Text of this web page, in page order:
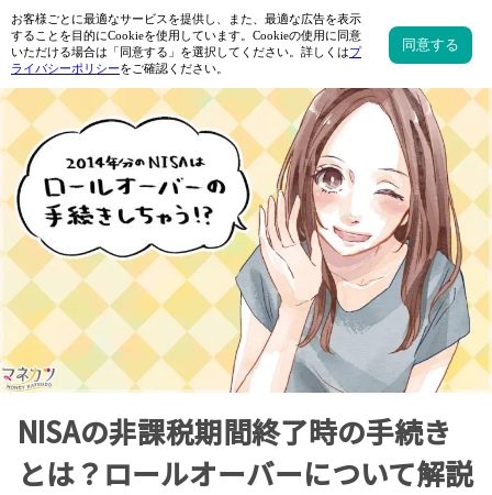
NISAの非課税期間終了時の手続き
とは？ロールオーバーについて解説